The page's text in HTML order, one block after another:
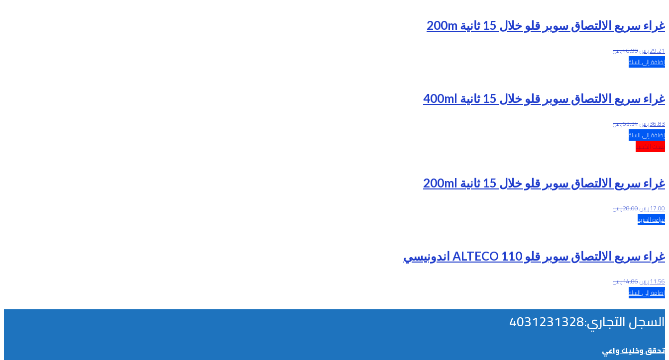
خلال
غراء سريع الالتصاق سوبر قلو خلال 15 ثانية 200m
29.21ر.س46.99ر.س
إضافة إلى السلة
غراء سريع الالتصاق سوبر قلو خلال 15 ثانية 400ml
36.83ر.س53.34ر.س
إضافة إلى السلة
نفذت الكمية
غراء سريع الالتصاق سوبر قلو خلال 15 ثانية 200ml
17.00ر.س28.00ر.س
قراءة المزيد
غراء سريع الالتصاق سوبر قلو ALTECO 110 اندونيسي
11.56ر.س14.86ر.س
إضافة إلى السلة
السجل التجاري:4031231328
تحقق وخليك واعي